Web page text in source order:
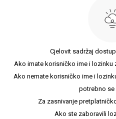
Cjelovit sadržaj
Ako imate korisničko ime i lozinku
Ako nemate korisničko ime i
potrebno se
Za zasnivanje
Ako ste zaboravili